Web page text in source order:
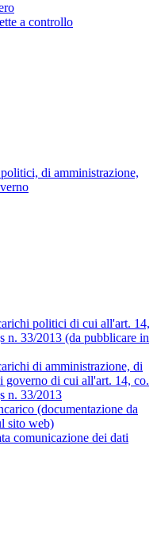
a controllo
di amministrazione,
politici di cui all'art. 14,
n. 33/2013 (da pubblicare in
di amministrazione, di
governo di cui all'art. 14, co.
n. 33/2013
(documentazione da
sito web)
comunicazione dei dati